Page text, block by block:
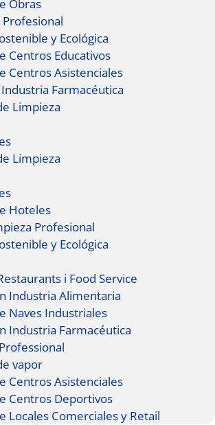
Obras
y Ecológica
Centros Educativos
Centros Asistenciales
Farmacéutica
Limpieza
Limpieza
Hoteles
Profesional
y Ecológica
i Food Service
Industria Alimentaria
Naves Industriales
Industria Farmacéutica
vapor
Centros Asistenciales
Centros Deportivos
Locales Comerciales y Retail